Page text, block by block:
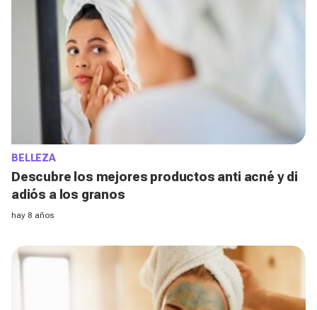
BELLEZA
Descubre los mejores productos anti acné y di
adiós a los granos
hay 8 años